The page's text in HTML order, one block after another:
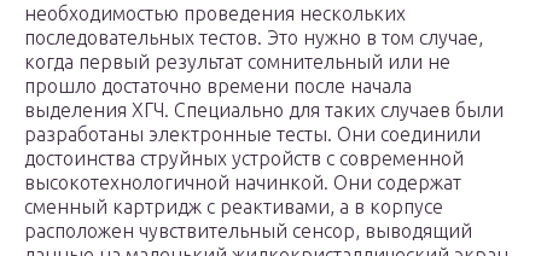
необходимостью проведения нескольких
последовательных тестов. Это нужно в том случае,
когда первый результат сомнительный или не
прошло достаточно времени после начала
выделения ХГЧ. Специально для таких случаев были
разработаны электронные тесты. Они соединили
достоинства струйных устройств с современной
высокотехнологичной начинкой. Они содержат
сменный картридж с реактивами, а в корпусе
расположен чувствительный сенсор, выводящий